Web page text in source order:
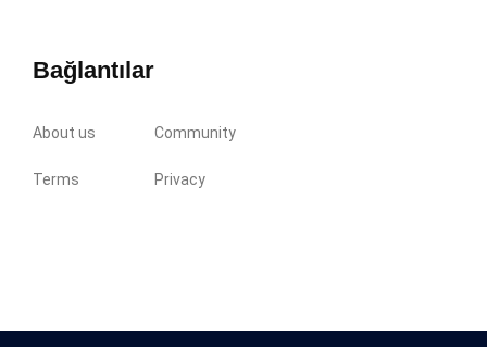
Bağlantılar
About us Community
Terms Privacy